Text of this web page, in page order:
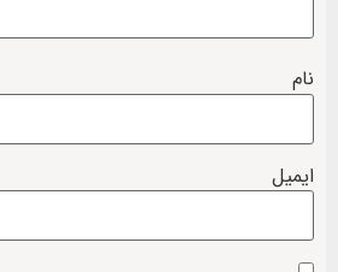
نام
ایمیل